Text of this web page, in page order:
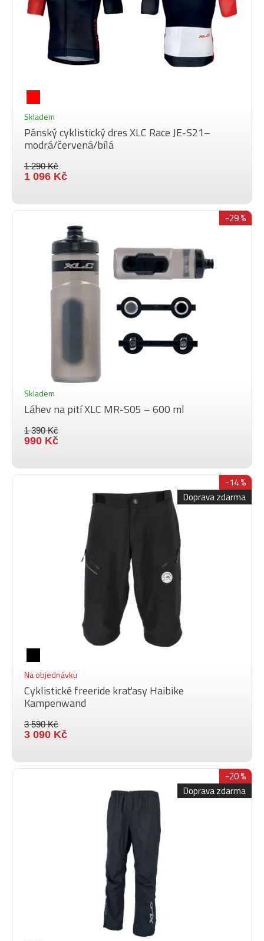
Skladem
Pánský cyklistický dres XLC Race JE-S21–
modrá/červená/bílá
1 290 Kč
1 096 Kč
-29 %
Skladem
Láhev na pití XLC MR-S05 – 600 ml
1 390 Kč
990 Kč
Doprava zdarma
-14 %
Na objednávku
Cyklistické freeride kraťasy Haibike
Kampenwand
3 590 Kč
3 090 Kč
Doprava zdarma
-20 %